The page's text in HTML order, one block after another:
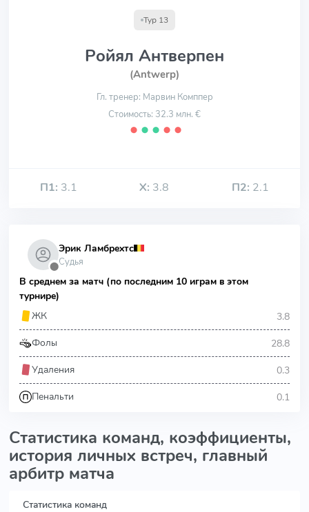
Тур 13
Ройял Антверпен
(Antwerp)
Гл. тренер: Марвин Комппер
Стоимость: 32.3 млн. €
⬤ ⬤ ⬤ ⬤ ⬤
П1: 3.1 Х: 3.8 П2: 2.1
⬤
Эрик Ламбрехтс
Судья
В среднем за матч (по последним 10 играм в этом
турнире)
ЖК
3.8
Фолы 28.8
Удаления 0.3
Пенальти 0.1
Статистика команд, коэффициенты,
история личных встреч, главный
арбитр матча
Статистика команд